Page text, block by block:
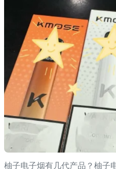
柚子电子烟有几代产品？柚子